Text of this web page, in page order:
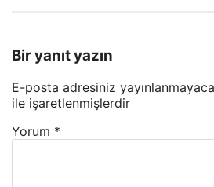
Bir yanıt yazın
E-posta adresiniz
ile işaretlenmişlerdir
Yorum *